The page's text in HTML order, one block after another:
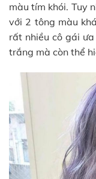
màu tím khói. Tuy
với 2 tông màu
rất nhiều cô gái
trắng mà còn thể